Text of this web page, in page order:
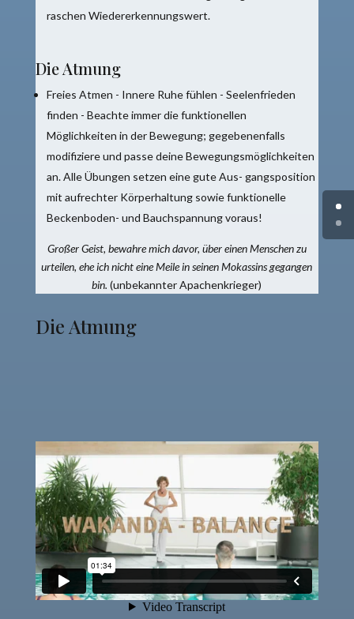
raschen Wiedererkennungswert.
Die Atmung
Freies Atmen - Innere Ruhe fühlen - Seelenfrieden
finden - Beachte immer die funktionellen
Möglichkeiten in der Bewegung; gegebenenfalls
modifiziere und passe deine Bewegungsmöglichkeiten
an. Alle Übungen setzen eine gute Aus- gangsposition
mit aufrechter Körperhaltung sowie funktionelle
Beckenboden- und Bauchspannung voraus!
Großer Geist, bewahre mich davor, über einen Menschen zu
urteilen, ehe ich nicht eine Meile in seinen Mokassins gegangen
bin.(unbekannter Apachenkrieger)
Die Atmung